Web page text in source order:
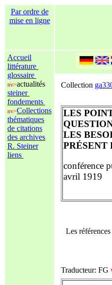
Par ordre de
mise en ligne
Accueil
littérature
glossaire
nv>actualités
steiner
fondements
nv>Collections
thématiques
de citations
des archives
R. Steiner
liens
Collection
LES
LES
PRÉSENT
conférence
avril 1919
Les
Traducteur: FG